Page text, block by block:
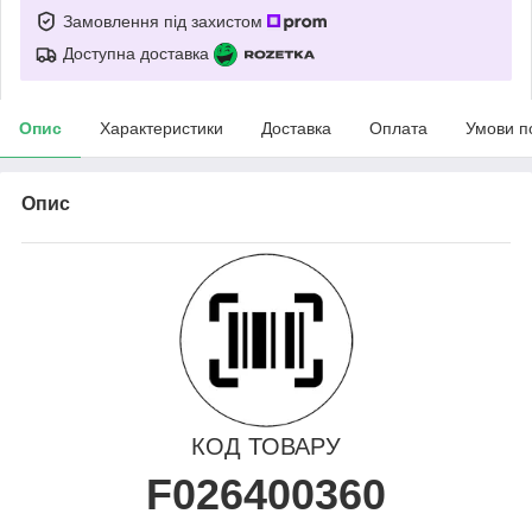
Замовлення під захистом
Доступна доставка
Опис Характеристики Доставка Оплата Умови
Опис
КОД ТОВАРУ
F026400360